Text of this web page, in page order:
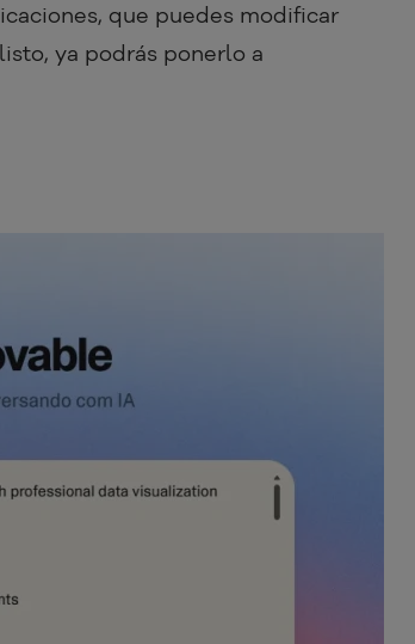
que puedes modificar
ya podrás ponerlo a